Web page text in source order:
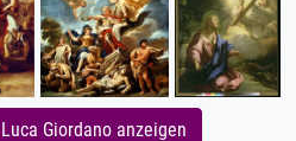
Giordano anzeigen